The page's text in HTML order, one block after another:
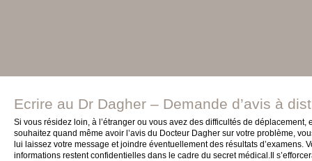
Ecrire au Dr Dagher – Demande d’avis à
Si vous résidez loin, à l’étranger ou vous avez des difficultés de déplacement,
souhaitez quand même avoir l’avis du Docteur Dagher sur votre problème,
lui laissez votre message et joindre éventuellement des résultats d’examens.
informations restent confidentielles dans le cadre du secret médical.Il